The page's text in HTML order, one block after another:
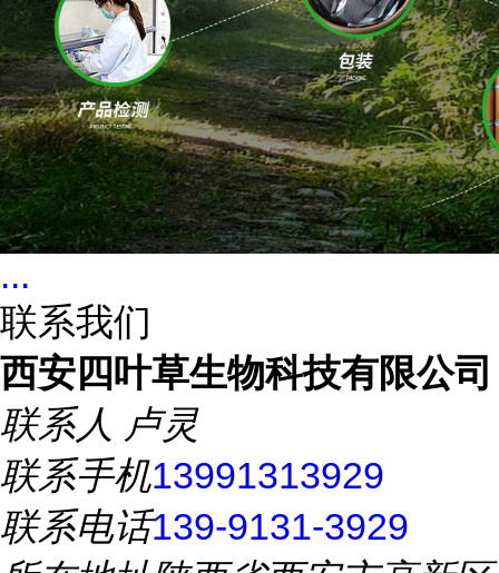
...
联系我们
西安四叶草生物科技有限公司
联系人 卢灵
联系手机13991313929
联系电话139-9131-3929